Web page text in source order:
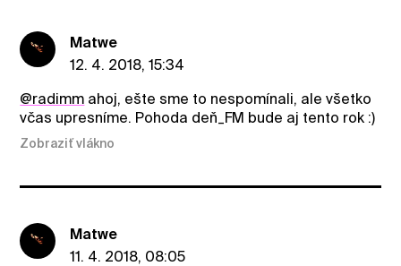
Matwe
12. 4. 2018, 15:34
@radimm ahoj, ešte sme to nespomínali, ale všetko
včas upresníme. Pohoda deň_FM bude aj tento rok :)
Zobraziť vlákno
Matwe
11. 4. 2018, 08:05